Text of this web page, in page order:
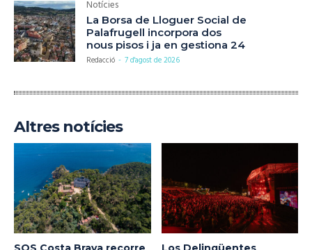
Notícies
La Borsa de Lloguer Social de
Palafrugell incorpora dos
nous pisos i ja en gestiona 24
Redacció - 7 d'agost de 2026
Altres notícies